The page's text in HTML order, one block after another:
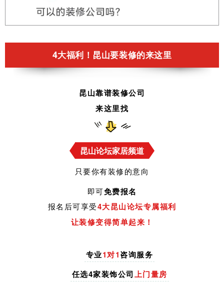
4大福利！昆山要装修的来这里
昆山靠谱装修公司
来这里找
昆山论坛家居频道
只要你有装修的意向
即可免费报名
报名后可享受4大昆山论坛专属福利
让装修变得简单起来！
专业1对1咨询服务
任选4家装饰公司上门量房